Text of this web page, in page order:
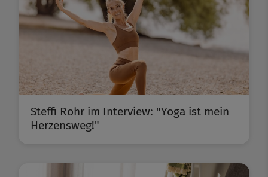
Steffi Rohr im Interview: "Yoga ist mein
Herzensweg!"